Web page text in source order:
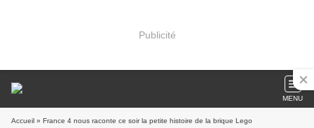
Publicité
MENU
Accueil » France 4 nous raconte ce soir la petite histoire de la brique Lego